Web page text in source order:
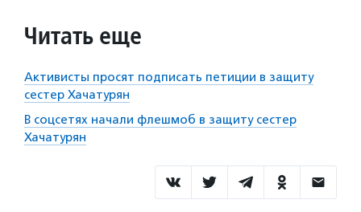
Читать еще
Активисты просят подписать петиции в защиту
сестер Хачатурян
В соцсетях начали флешмоб в защиту сестер
Хачатурян